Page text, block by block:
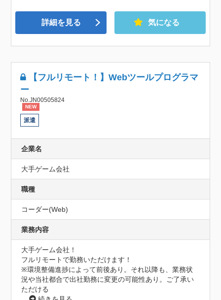
詳細を見る 気になる
【フルリモート！】Webツールプログラマ
ー
No.JN00505824
NEW
派遣
企業名
大手ゲーム会社
職種
コーダー(Web)
業務内容
大手ゲーム会社！
フルリモートで勤務いただけます！
※環境整備進捗によって前後あり。それ以降も、業務状
況や当社都合で出社勤務に変更の可能性あり。ご了承い
ただける